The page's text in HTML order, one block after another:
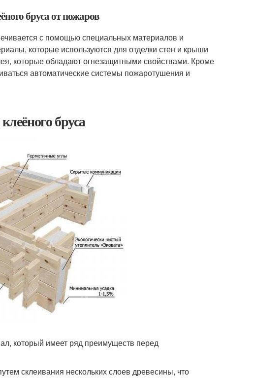
бруса от пожаров
с помощью специальных материалов и
которые используются для отделки стен и крыши
которые обладают огнезащитными свойствами. Кроме
автоматические системы пожаротушения и
бруса
который имеет ряд преимуществ перед
склеивания нескольких слоев древесины, что